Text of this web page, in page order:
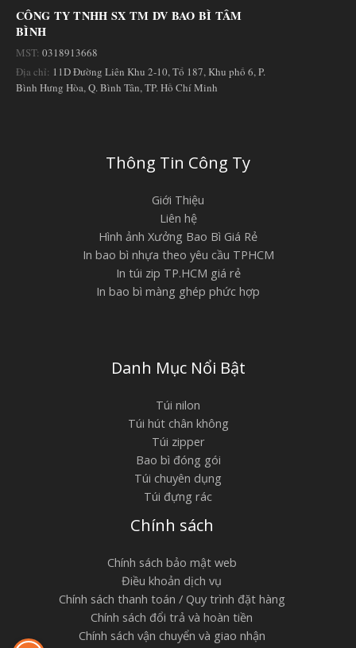
CÔNG TY TNHH SX TM DV BAO BÌ TÂM
BÌNH
MST: 0318913668
Địa chỉ: 11D Đường Liên Khu 2-10, Tổ 187, Khu phố 6, P.
Bình Hưng Hòa, Q. Bình Tân, TP. Hồ Chí Minh
Thông Tin Công Ty
Giới Thiệu
Liên hệ
Hình ảnh Xưởng Bao Bì Giá Rẻ
In bao bì nhựa theo yêu cầu TPHCM
In túi zip TP.HCM giá rẻ
In bao bì màng ghép phức hợp
Danh Mục Nổi Bật
Túi nilon
Túi hút chân không
Túi zipper
Bao bì đóng gói
Túi chuyên dụng
Túi đựng rác
Chính sách
Chính sách bảo mật web
Điều khoản dịch vụ
Chính sách thanh toán / Quy trình đặt hàng
Chính sách đổi trả và hoàn tiền
Chính sách vận chuyển và giao nhận